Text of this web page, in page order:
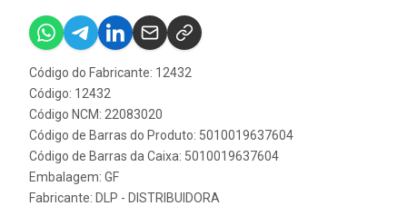
Código do Fabricante: 12432
Código: 12432
Código NCM: 22083020
Código de Barras do Produto: 5010019637604
Código de Barras da Caixa: 5010019637604
Embalagem: GF
Fabricante: DLP - DISTRIBUIDORA